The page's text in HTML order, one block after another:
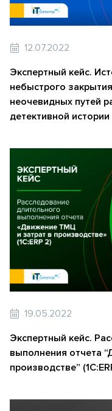
12.07.2022
Экспертный кейс.
небыстрого
неочевидных путей
детективной истории
19.05.2022
Экспертный кейс.
выполнения отчета
производстве”